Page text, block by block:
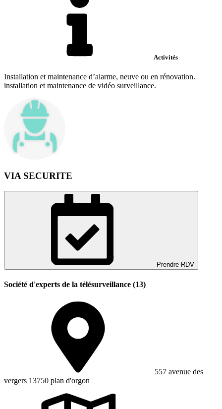
Activités
Installation et maintenance d’alarme, neuve ou en rénovation.
installation et maintenance de vidéo surveillance.
VIA SECURITE
Prendre RDV
Société d'experts de la télésurveillance (13)
557 avenue des
vergers 13750 plan d'orgon